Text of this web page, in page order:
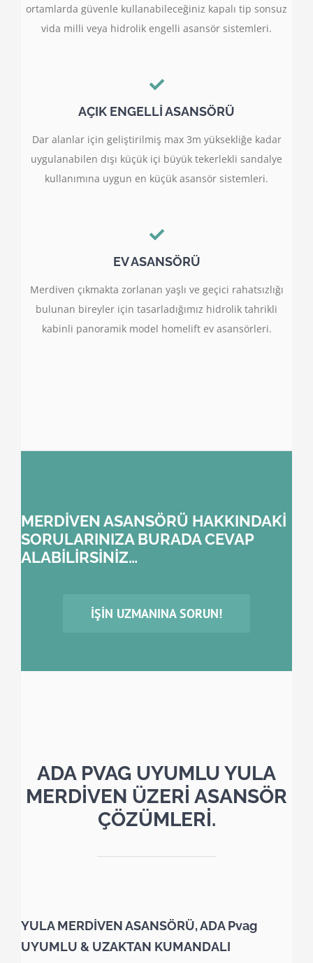
ortamlarda güvenle kullanabileceğiniz kapalı tip sonsuz
vida milli veya hidrolik engelli asansör sistemleri.
AÇIK ENGELLİ ASANSÖRÜ
Dar alanlar için geliştirilmiş max 3m yüksekliğe kadar
uygulanabilen dışı küçük içi büyük tekerlekli sandalye
kullanımına uygun en küçük asansör sistemleri.
EV ASANSÖRÜ
Merdiven çıkmakta zorlanan yaşlı ve geçici rahatsızlığı
bulunan bireyler için tasarladığımız hidrolik tahrikli
kabinli panoramik model homelift ev asansörleri.
MERDİVEN ASANSÖRÜ HAKKINDAKİ
SORULARINIZA BURADA CEVAP
ALABİLİRSİNİZ…
İŞIN UZMANINA SORUN!
ADA PVAG UYUMLU YULA
MERDİVEN ÜZERİ ASANSÖR
ÇÖZÜMLERİ.
YULA MERDİVEN ASANSÖRÜ, ADA Pvag
UYUMLU & UZAKTAN KUMANDALI